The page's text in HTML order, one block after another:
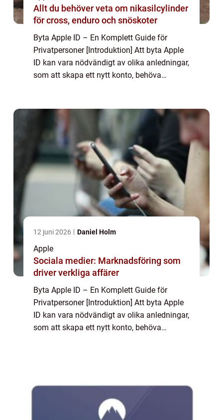
Allt du behöver veta om nikasilcylinder
för cross, enduro och snöskoter
Byta Apple ID – En Komplett Guide för
Privatpersoner [Introduktion] Att byta Apple
ID kan vara nödvändigt av olika anledningar,
som att skapa ett nytt konto, behöva
12 juni 2026 Daniel Holm
Apple
Sociala medier: Marknadsföring som
driver verkliga affärer
Byta Apple ID – En Komplett Guide för
Privatpersoner [Introduktion] Att byta Apple
ID kan vara nödvändigt av olika anledningar,
som att skapa ett nytt konto, behöva